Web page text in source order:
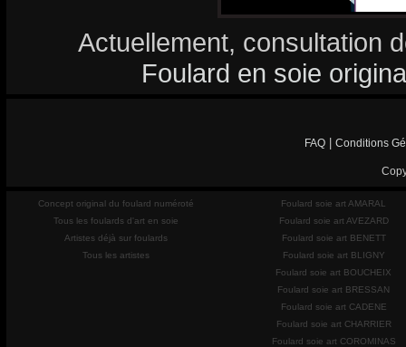
Actuellement, consultation
Foulard en soie
FAQ Conditions
Concept original du foulard numéroté
Tous les foulards d'art en soie
Artistes déjà sur foulards
Tous les artistes
Foulard soie art AMARAL
Foulard soie art AVEZARD
Foulard soie art BENETT
Foulard soie art BLIGNY
Foulard soie art BOUCHEIX
Foulard soie art BRESSAN
Foulard soie art CADENE
Foulard soie art CHARRIER
Foulard soie art COROMINAS